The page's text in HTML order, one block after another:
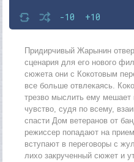
-10 +10
Придирчивый Жарынин
сценария для его нового
сюжета они с Кокотовым
все больше отвлекаясь.
трезво мыслить ему мешает
чувство, судя по всему,
спасти Дом ветеранов от
режиссер попадают на
вступают в переговоры с
лихо закрученный сюжет и